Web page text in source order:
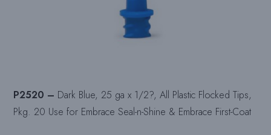
P2520 – Dark Blue, 25 ga x 1/2?, All Plastic Flocked Tips,
Pkg. 20 Use for Embrace Seal-n-Shine & Embrace First-Coat